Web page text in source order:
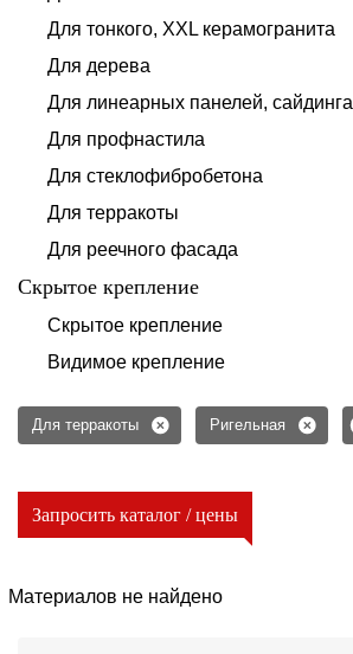
Для тонкого, XXL керамогранита
Для дерева
Для линеарных панелей, сайдинга
Для профнастила
Для стеклофибробетона
Для терракоты
Для реечного фасада
Скрытое крепление
Скрытое крепление
Видимое крепление
Для терракоты Ригельная
Запросить каталог / цены
Материалов не найдено